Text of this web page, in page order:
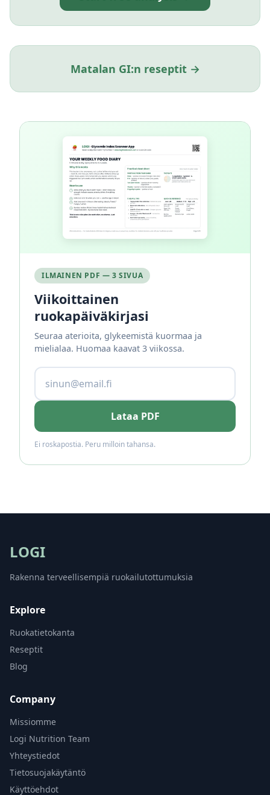
Matalan GI:n reseptit →
ILMAINEN PDF — 3 SIVUA
Viikoittainen
ruokapäiväkirjasi
Seuraa aterioita, glykeemistä kuormaa ja
mielialaa. Huomaa kaavat 3 viikossa.
Lataa PDF
Ei roskapostia. Peru milloin tahansa.
LOGI
Rakenna terveellisempiä ruokailutottumuksia
Explore
Ruokatietokanta
Reseptit
Blog
Company
Missiomme
Logi Nutrition Team
Yhteystiedot
Tietosuojakäytäntö
Käyttöehdot